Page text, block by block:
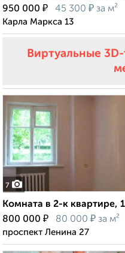
950 000 ₽ 45 300 ₽ за м²
Карла Маркса 13
Виртуальные
7
Комната в 2-к квартире,
800 000 ₽ 80 000 ₽ за м²
проспект Ленина 27